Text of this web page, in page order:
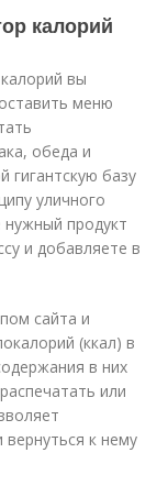
калорий
вы
меню
обеда и
гигантскую базу
уличного
продукт
и добавляете в
сайта и
(ккал) в
в них
или
к нему